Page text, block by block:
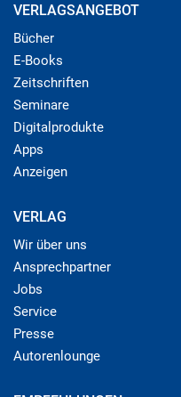
VERLAGSANGEBOT
Bücher
E-Books
Zeitschriften
Seminare
Digitalprodukte
Apps
Anzeigen
VERLAG
Wir über uns
Ansprechpartner
Jobs
Service
Presse
Autorenlounge